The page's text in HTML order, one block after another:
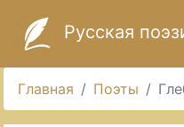
Русская
Главная Поэты